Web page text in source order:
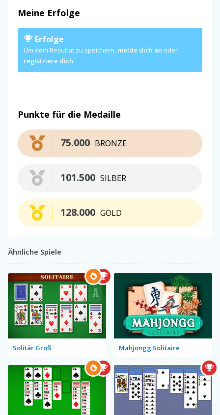
Meine Erfolge
Erfolge
Um dein Resultat zu speichern, melde dich an oder
registriere dich.
Punkte für die Medaille
BRONZE
75.000
SILBER
101.500
GOLD
128.000
Ähnliche Spiele
Solitär Groß Mahjongg Solitaire